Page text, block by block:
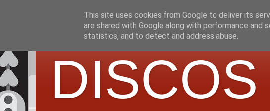
This site uses cookies from Google to deliver its
are shared with Google along with performance
statistics, and to detect and address abuse.